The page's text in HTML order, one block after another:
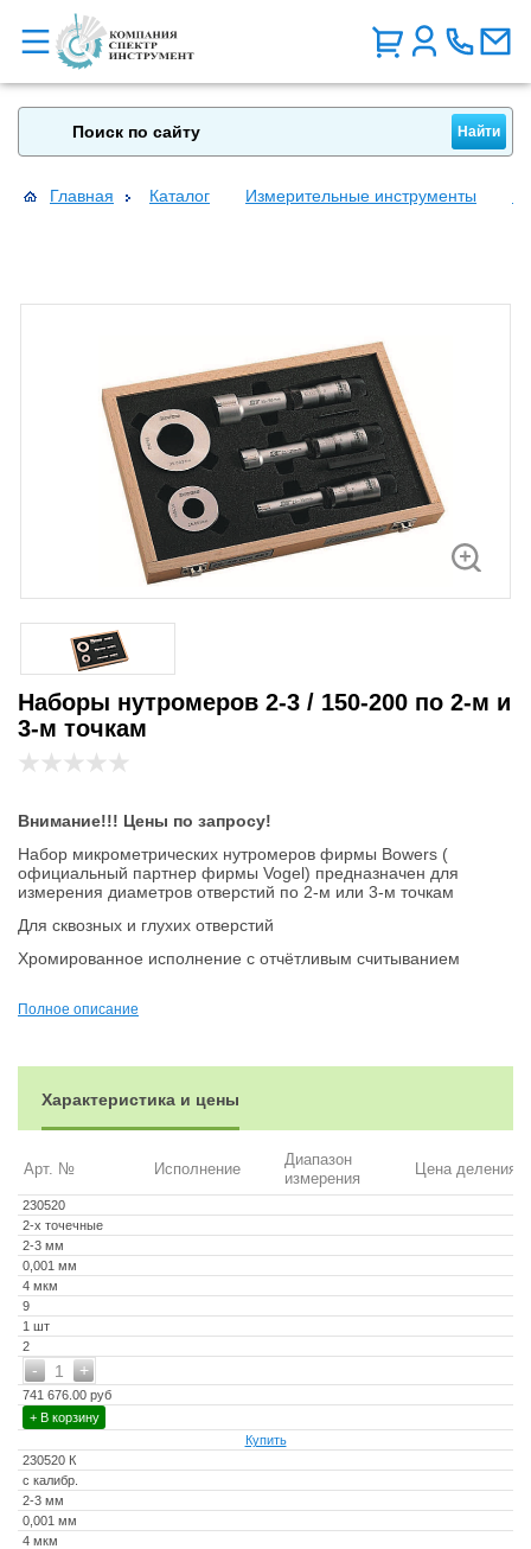
Главная Каталог Измерительные инструменты
Наборы нутромеров 2-3 / 150-200 по 2-м и
3-м точкам
Внимание!!! Цены по запросу!
Набор микрометрических нутромеров фирмы Bowers (
официальный партнер фирмы Vogel) предназначен для
измерения диаметров отверстий по 2-м или 3-м точкам
Для сквозных и глухих отверстий
Хромированное исполнение с отчётливым считыванием
Заводской сертификат (UKAS) включен
Опции:
Удлинители по дополнительному запросу
Полное описание
Характеристика и цены
Арт. № Исполнение
Диапазон
измерения
Цена деления
230520
2-х точечные
2-3 мм
0,001 мм
4 мкм
9
1 шт
2
+
- 1
741 676.00 руб
+ В корзину
Купить
230520 К
с калибр.
2-3 мм
0,001 мм
4 мкм